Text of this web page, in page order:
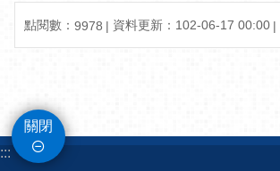
點閱數： 9978 資料更新：102-06-17 00:00
關閉
:::